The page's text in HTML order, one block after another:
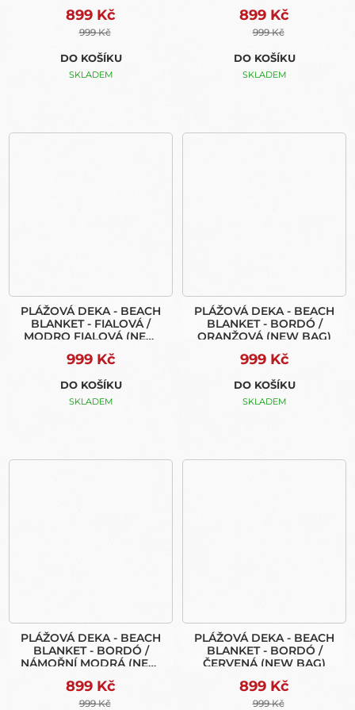
899 Kč
999 Kč
DO KOŠÍKU
SKLADEM
899 Kč
999 Kč
DO KOŠÍKU
SKLADEM
PLÁŽOVÁ DEKA - BEACH
BLANKET - FIALOVÁ /
MODRO FIALOVÁ (NEW
999 Kč
DO KOŠÍKU
SKLADEM
PLÁŽOVÁ DEKA - BEACH
BLANKET - BORDÓ /
ORANŽOVÁ (NEW BAG)
999 Kč
DO KOŠÍKU
SKLADEM
PLÁŽOVÁ DEKA - BEACH
BLANKET - BORDÓ /
NÁMOŘNÍ MODRÁ (NEW
899 Kč
999 Kč
PLÁŽOVÁ DEKA - BEACH
BLANKET - BORDÓ /
ČERVENÁ (NEW BAG)
899 Kč
999 Kč